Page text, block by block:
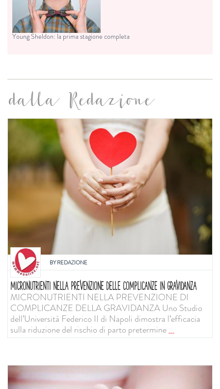
Young Sheldon: la prima stagione completa
dalla Redazione
BYREDAZIONE
MICRONUTRIENTI NELLA PREVENZIONE DELLE COMPLICANZE IN GRAVIDANZA
MICRONUTRIENTI NELLA PREVENZIONE DI
COMPLICANZE DELLA GRAVIDANZA Uno Studio
dell’Università Federico II di Napoli dimostra l’efficacia
sulla riduzione del rischio di parto pretermine...